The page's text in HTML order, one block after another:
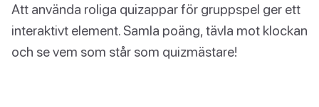
Att använda roliga quizappar för gruppspel ger ett
interaktivt element. Samla poäng, tävla mot klockan
och se vem som står som quizmästare!